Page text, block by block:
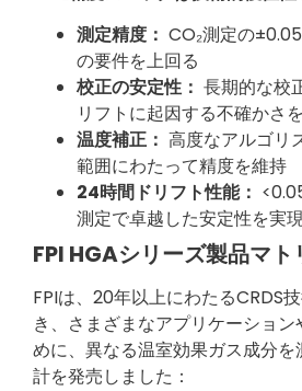
測定精度： CO₂測定の
の要件を上回る
校正の安定性： 長期的な校
リフトに起因する不確かさ
温度補正： 高度なアルゴリ
範囲にわたって精度を維持
24時間ドリフト性能：
測定で卓越した安定性を実
FPI HGAシリーズ製品マト
FPIは、20年以上にわたるCRDS
き、さまざまなアプリケーショ
めに、異なる温室効果ガス成分
計を発売しました：